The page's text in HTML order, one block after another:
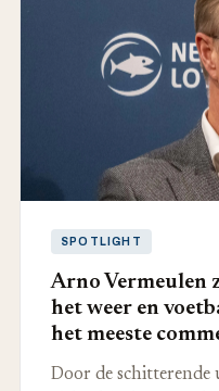
SPOTLIGHT
Arno Vermeulen
het weer en
het meeste
Door de schitterende